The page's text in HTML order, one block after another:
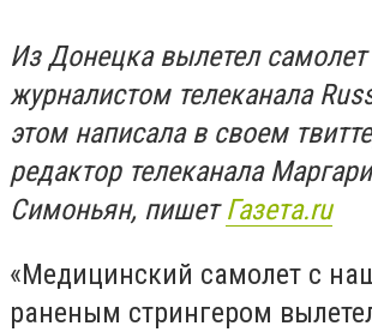
Из Донецка вылетел
журналистом телеканала
этом написала в своем
редактор телеканала
Симоньян, пишетГазета.ru
«Медицинский самолет с
раненым стрингером